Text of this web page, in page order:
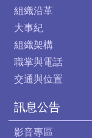
組織沿革
大事紀
組織架構
職掌與電話
交通與位置
訊息公告
影音專區